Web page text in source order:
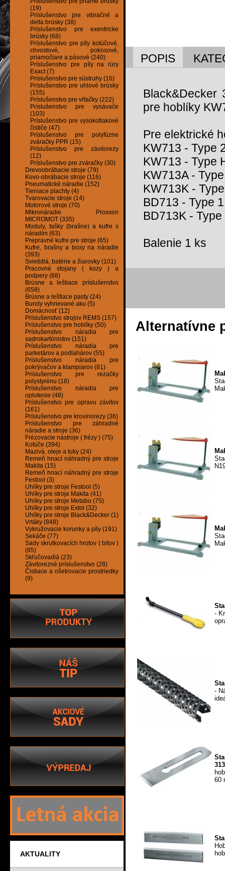
(19)
Príslušenstvo pre vibračné a
delta brúsky (38)
Príslušenstvo pre exentricke
brúsky (68)
Príslušenstvo pre píly kotúčové,
chvostové, pokosové,
priamočiare a pásové (240)
Príslušenstvo pre píly na rúry
Exact (7)
Príslušenstvo pre sústruhy (16)
Príslušenstvo pre uhlové brúsky
(155)
Príslušenstvo pre vŕtačky (222)
Príslušenstvo pre vysávače
(103)
Príslušenstvo pre vysokotlakové
čističe (47)
Príslušenstvo pre polyfúzne
zváračky PPR (15)
Príslušenstvo pre závitorezy
(12)
Príslušenstvo pre zváračky (30)
Drevoobrábacie stroje (79)
Kovo-obrábacie stroje (116)
Pneumatické náradie (152)
Tieniace plachty (4)
Tvarovacie stroje (14)
Motorové stroje (70)
Mikronáradie Proxxon
MICROMOT (335)
Moduly, tašky (brašne) a kufre s
náradím (63)
Prepravné kufre pre stroje (65)
Kufre, brašny a boxy na náradie
(393)
Svietidlá, batérie a žiarovky (101)
Pracovné stojany ( kozy ) a
podpery (68)
Brúsne a leštiace príslušenstvo
(658)
Brúsne a leštiace pasty (24)
Bundy vyhrievané aku (5)
Domácnosť (12)
Príslušenstvo strojov REMS (157)
Príslušenstvo pre hoblíky (50)
Príslušenstvo náradia pre
sadrokartónistov (151)
Príslušenstvo náradia pre
parketárov a podlahárov (55)
Príslušenstvo náradia pre
pokrývačov a klampiarov (81)
Príslušenstvo pre rezačky
polystyrénu (18)
Príslušenstvo náradia pre
oplotenie (48)
Príslušenstvo pre opravu závitov
(161)
Príslušenstvo pre krovinorezy (36)
Príslušenstvo pre záhradné
náradie a stroje (36)
Frézovacie nástroje ( frézy ) (75)
Kotúče (394)
Mazivá, oleje a tuky (24)
Remeň hnací náhradný pre stroje
Makita (15)
Remeň hnací náhradný pre stroje
Festool (3)
Uhlíky pre stroje Festool (5)
Uhlíky pre stroje Makita (41)
Uhlíky pre stroje Metabo (75)
Uhlíky pre stroje Extol (32)
Uhlíky pre stroje Black&Decker (1)
Vrtáky (848)
Vykružovacie korunky a píly (191)
Sekáče (77)
Sady skrutkovacích hrotov ( bitov )
(85)
Skľučovadlá (23)
Závitorezné príslušenstvo (28)
Čistiace a ošetrovacie prostriedky
(9)
AKTUALITY
POPIS
Black&Decker
pre hoblíky
Pre elektrické
KW713 - Type
KW713 - Type
KW713A -
KW713K -
BD713 - Type 1
BD713K - Type
Balenie 1 ks
Alternatívne
-
-
313
60